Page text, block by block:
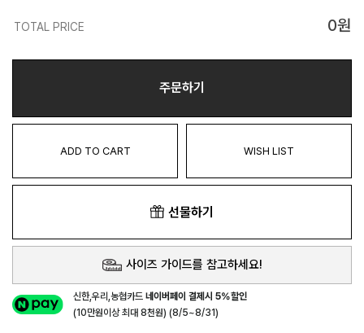
TOTAL PRICE 0원
주문하기
ADD TO CART WISH LIST
선물하기
사이즈 가이드를 참고하세요!
신한,우리,농협카드네이버페이 결제시 5%할인
(10만원이상 최대 8천원) (8/5~8/31)